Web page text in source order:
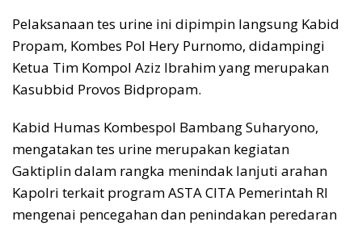
Pelaksanaan tes urine ini dipimpin langsung Kabid
Propam, Kombes Pol Hery Purnomo, didampingi
Ketua Tim Kompol Aziz Ibrahim yang merupakan
Kasubbid Provos Bidpropam.
Kabid Humas Kombespol Bambang Suharyono,
mengatakan tes urine merupakan kegiatan
Gaktiplin dalam rangka menindak lanjuti arahan
Kapolri terkait program ASTA CITA Pemerintah RI
mengenai pencegahan dan penindakan peredaran